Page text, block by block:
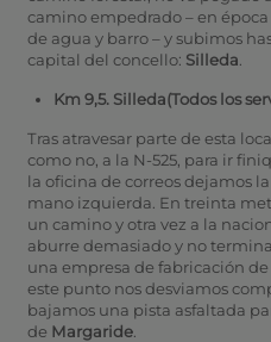
camino empedrado – en
de agua y barro – y subimos
capital del concello: Silleda
Km 9,5. Silleda(Todos los
Tras atravesar parte de esta
como no, a la N-525, para ir
la oficina de correos dejamos
mano izquierda. En treinta
un camino y otra vez a la
aburre demasiado y no
una empresa de fabricación
este punto nos desviamos
bajamos una pista asfaltada
de Margaride.